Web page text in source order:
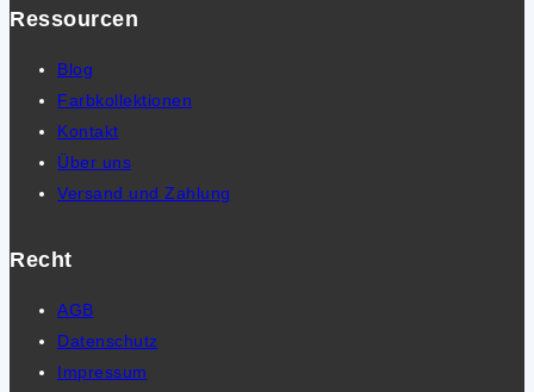
Ressourcen
Blog
Farbkollektionen
Kontakt
Über uns
Versand und Zahlung
Recht
AGB
Datenschutz
Impressum